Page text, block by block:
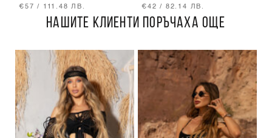
€57 / 111.48 ЛВ. €42 / 82.14 ЛВ.
НАШИТЕ КЛИЕНТИ ПОРЪЧАХА ОЩЕ